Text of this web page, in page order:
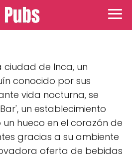
ciudad de Inca, un
conocido por sus
vida nocturna, se
un establecimiento
hueco en el corazón de
gracias a su ambiente
oferta de bebidas